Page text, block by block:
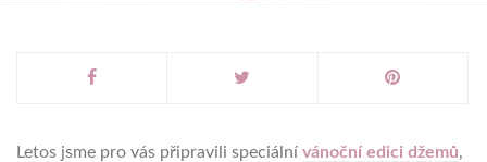
Letos jsme pro vás připravili speciální vánoční edici džemů,